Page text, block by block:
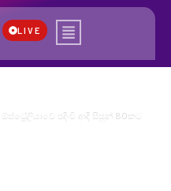
LIVE
පදිංචි ආදී සිසුන් 80කට